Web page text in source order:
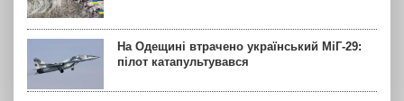
На Одещині втрачено український МіГ-29:
пілот катапультувався